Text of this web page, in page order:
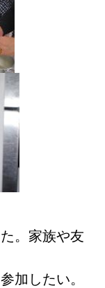
。家族や友
加したい。